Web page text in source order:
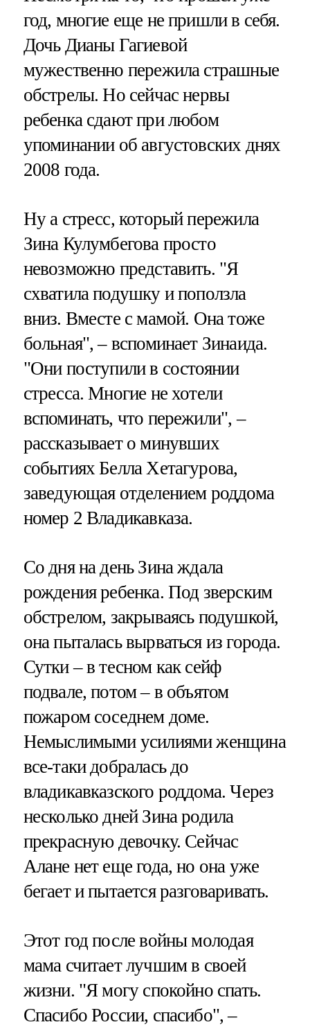
год, многие еще не пришли в себя.
Дочь Дианы Гагиевой
мужественно пережила страшные
обстрелы. Но сейчас нервы
ребенка сдают при любом
упоминании об августовских днях
2008 года.
Ну а стресс, который пережила
Зина Кулумбегова просто
невозможно представить. "Я
схватила подушку и поползла
вниз. Вместе с мамой. Она тоже
больная", – вспоминает Зинаида.
"Они поступили в состоянии
стресса. Многие не хотели
вспоминать, что пережили", –
рассказывает о минувших
событиях Белла Хетагурова,
заведующая отделением роддома
номер 2 Владикавказа.
Со дня на день Зина ждала
рождения ребенка. Под зверским
обстрелом, закрываясь подушкой,
она пыталась вырваться из города.
Сутки – в тесном как сейф
подвале, потом – в объятом
пожаром соседнем доме.
Немыслимыми усилиями женщина
все-таки добралась до
владикавказского роддома. Через
несколько дней Зина родила
прекрасную девочку. Сейчас
Алане нет еще года, но она уже
бегает и пытается разговаривать.
Этот год после войны молодая
мама считает лучшим в своей
жизни. "Я могу спокойно спать.
Спасибо России, спасибо", –